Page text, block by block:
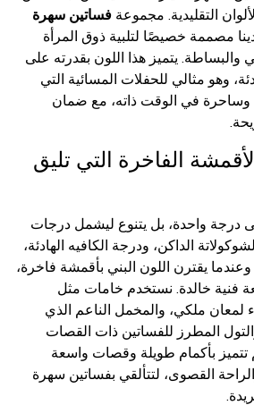
التقليدية. مجموعة فساتين سهرة
مصممة خصيصًا لتلبية ذوق المرأة
والبساطة. يتميز هذا اللون بقدرته على
وهو مثالي للحفلات المسائية التي
في الوقت ذاته، مع ضمان
الفاخرة التي تليق
درجة واحدة، بل يتنوع ليشمل درجات
الداكن، ودرجة الكافيه الهادئة،
وعندما يقترن اللون البني بأقمشة فاخرة،
فنية خالدة. نستخدم خامات مثل
لمعان ملكي، والمخمل الناعم الذي
المطرز للفساتين ذات القصات
تتميز بأكمام طويلة وقصات واسعة
القصوى، لتتألقي بفساتين سهرة